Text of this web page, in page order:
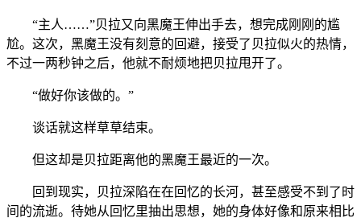
“主人……”贝拉又向黑魔王伸出手去，想完成刚刚的尴
尬。这次，黑魔王没有刻意的回避，接受了贝拉似火的热情，
不过一两秒钟之后，他就不耐烦地把贝拉甩开了。
“做好你该做的。”
谈话就这样草草结束。
但这却是贝拉距离他的黑魔王最近的一次。
回到现实，贝拉深陷在在回忆的长河，甚至感受不到了时
间的流逝。待她从回忆里抽出思想，她的身体好像和原来相比